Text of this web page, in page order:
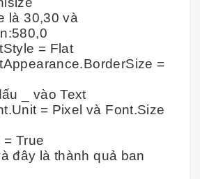
là 30,30 và
= Flat
=
_ vào Text
= Pixel và Font.Size
= True
đây là thành quả ban